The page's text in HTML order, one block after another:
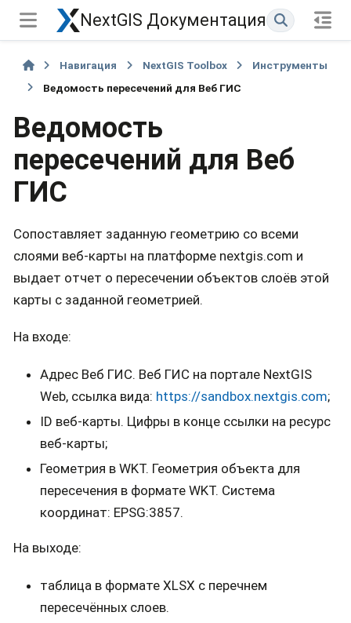
NextGIS Документация
Навигация NextGIS Toolbox
Инструменты
Ведомость пересечений для Веб ГИС
Ведомость
пересечений для Веб
ГИС
Сопоставляет заданную геометрию со всеми
слоями веб-карты на платформе nextgis.com и
выдает отчет о пересечении объектов слоёв этой
карты с заданной геометрией.
На входе:
Адрес Веб ГИС. Веб ГИС на портале NextGIS
Web, ссылка вида: https://sandbox.nextgis.com;
ID веб-карты. Цифры в конце ссылки на ресурс
веб-карты;
Геометрия в WKT. Геометрия объекта для
пересечения в формате WKT. Система
координат: EPSG:3857.
На выходе:
таблица в формате XLSX с перечнем
пересечённых слоев.